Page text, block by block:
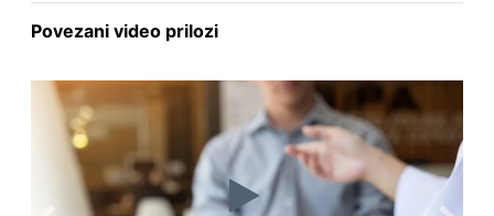
Povezani video prilozi